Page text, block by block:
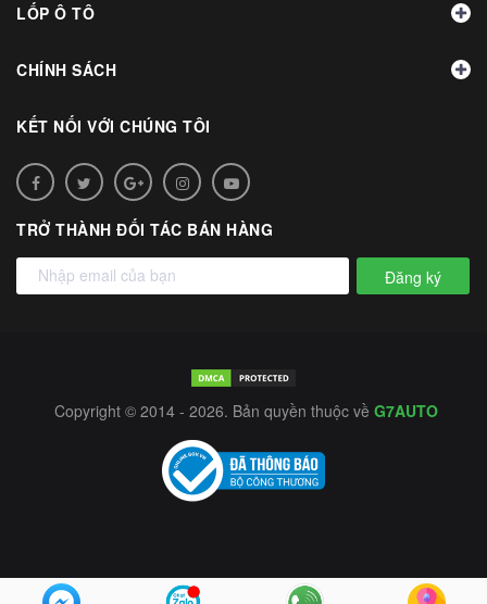
LỐP Ô TÔ
CHÍNH SÁCH
KẾT NỐI VỚI CHÚNG TÔI
TRỞ THÀNH ĐỐI TÁC BÁN HÀNG
Đăng ký
Copyright © 2014 - 2026. Bản quyền thuộc về G7AUTO